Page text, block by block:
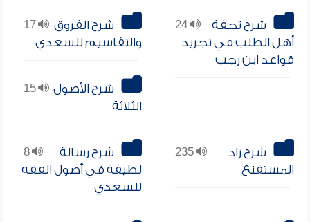
24
شرح تحفة
أهل الطلب في تجريد
قواعد ابن رجب
17
شرح الفروق
والتقاسيم للسعدي
15
شرح الأصول
الثلاثة
235
شرح زاد
المستقنع
8
شرح رسالة
لطيفة في أصول الفقه
للسعدي